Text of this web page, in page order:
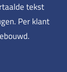
tekst
Per klant